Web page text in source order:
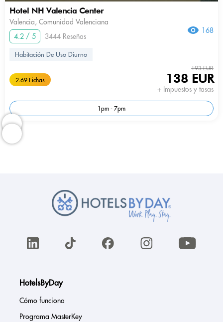
Hotel NH Valencia Center
Valencia, Comunidad Valenciana
4.2 / 5
3444 Reseñas
168
Habitación De Uso Diurno
2.69 Fichas
193 EUR
138 EUR
+ Impuestos y tasas
1pm - 7pm
HotelsByDay
Cómo funciona
Programa MasterKey